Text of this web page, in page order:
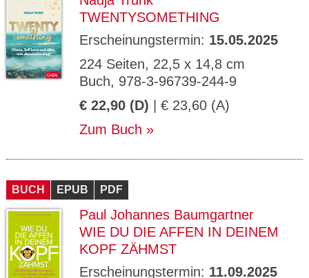
TWENTYSOMETHING
Erscheinungstermin: 15.05.2025
224 Seiten, 22,5 x 14,8 cm
Buch, 978-3-96739-244-9
€ 22,90 (D) | € 23,60 (A)
Zum Buch
BUCH EPUB PDF
Paul Johannes Baumgartner
WIE DU DIE AFFEN IN DEINEM
KOPF ZÄHMST
Erscheinungstermin: 11.09.2025